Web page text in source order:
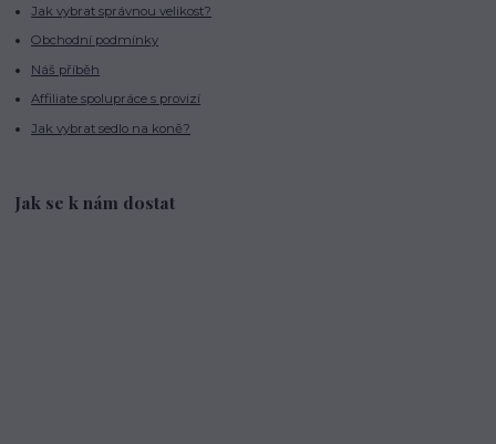
Jak vybrat správnou velikost?
Obchodní podmínky
Náš příběh
Affiliate spolupráce s provizí
Jak vybrat sedlo na koně?
Jak se k nám dostat